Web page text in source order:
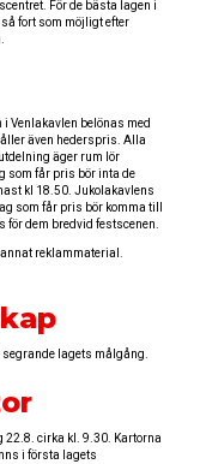
För de bästa lagen i
fort som möjligt efter
Venlakavlen belönas med
även hederspris. Alla
äger rum lör
som får pris bör inta de
kl 18.50. Jukolakavlens
som får pris bör komma till
dem bredvid festscenen.
reklammaterial.
lagets målgång.
22.8. cirka kl. 9.30. Kartorna
i första lagets